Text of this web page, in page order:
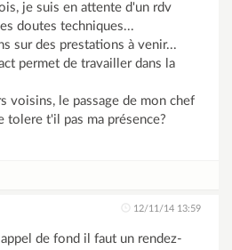
je suis en attente d'un rdv
doutes techniques...
sur des prestations à venir...
permet de travailler dans la
voisins, le passage de mon chef
tolere t'il pas ma présence?
12/11/14 13:59
de fond il faut un rendez-